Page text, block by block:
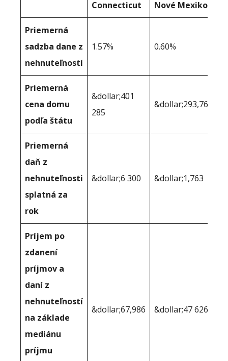
Connecticut Nové Mexiko
Priemerná
sadzba dane z
nehnuteľností
1.57% 0.60%
Priemerná
cena domu
podľa štátu
&dollar;401
285
&dollar;293,766
Priemerná
daň z
nehnuteľnosti
splatná za
rok
&dollar;6 300 &dollar;1,763
Príjem po
zdanení
príjmov a
daní z
nehnuteľností
na základe
mediánu
príjmu
&dollar;67,986 &dollar;47 626